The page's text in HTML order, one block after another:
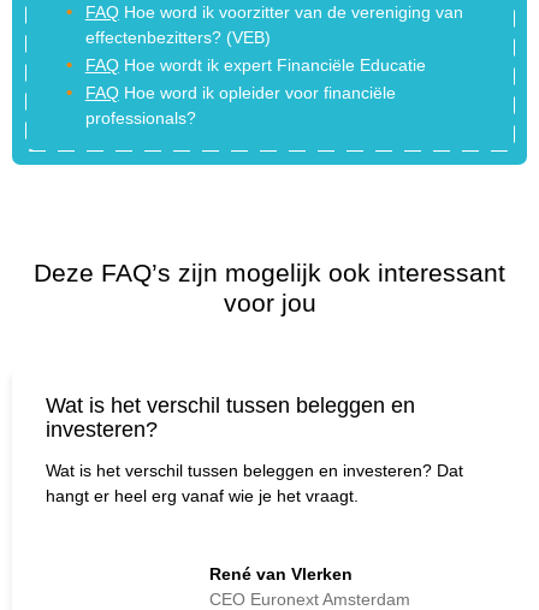
FAQHoe word ik voorzitter van de vereniging van
effectenbezitters? (VEB)
FAQHoe wordt ik expert Financiële Educatie
FAQHoe word ik opleider voor financiële
professionals?
Deze FAQ’s zijn mogelijk ook interessant
voor jou
Wat is het verschil tussen beleggen en
investeren?
Wat is het verschil tussen beleggen en investeren? Dat
hangt er heel erg vanaf wie je het vraagt.
René van Vlerken
CEO Euronext Amsterdam